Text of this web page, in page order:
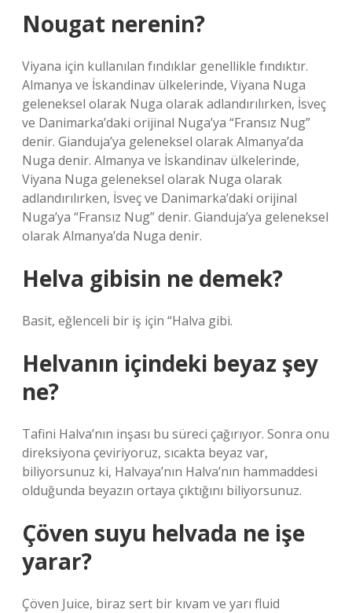
Nougat nerenin?
Viyana için kullanılan fındıklar genellikle fındıktır.
Almanya ve İskandinav ülkelerinde, Viyana Nuga
geleneksel olarak Nuga olarak adlandırılırken, İsveç
ve Danimarka’daki orijinal Nuga’ya “Fransız Nug”
denir. Gianduja’ya geleneksel olarak Almanya’da
Nuga denir. Almanya ve İskandinav ülkelerinde,
Viyana Nuga geleneksel olarak Nuga olarak
adlandırılırken, İsveç ve Danimarka’daki orijinal
Nuga’ya “Fransız Nug” denir. Gianduja’ya geleneksel
olarak Almanya’da Nuga denir.
Helva gibisin ne demek?
Basit, eğlenceli bir iş için “Halva gibi.
Helvanın içindeki beyaz şey
ne?
Tafini Halva’nın inşası bu süreci çağırıyor. Sonra onu
direksiyona çeviriyoruz, sıcakta beyaz var,
biliyorsunuz ki, Halvaya’nın Halva’nın hammaddesi
olduğunda beyazın ortaya çıktığını biliyorsunuz.
Çöven suyu helvada ne işe
yarar?
Çöven Juice, biraz sert bir kıvam ve yarı fluid